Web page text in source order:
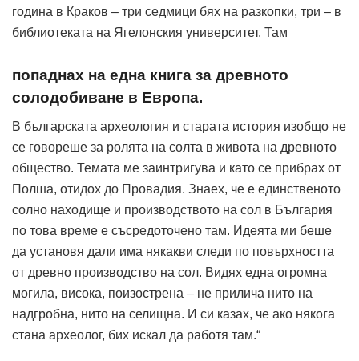
година в Краков – три седмици бях на разкопки, три – в
библиотеката на Ягелонския университет. Там
попаднах на една книга за древното
солодобиване в Европа.
В българската археология и старата история изобщо не
се говореше за ролята на солта в живота на древното
общество. Темата ме заинтригува и като се прибрах от
Полша, отидох до Провадия. Знаех, че е единственото
солно находище и производството на сол в България
по това време е съсредоточено там. Идеята ми беше
да установя дали има някакви следи по повърхността
от древно производство на сол. Видях една огромна
могила, висока, поизострена – не прилича нито на
надгробна, нито на селищна. И си казах, че ако някога
стана археолог, бих искал да работя там.“